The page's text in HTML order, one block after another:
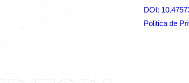
DOI:
Politica de